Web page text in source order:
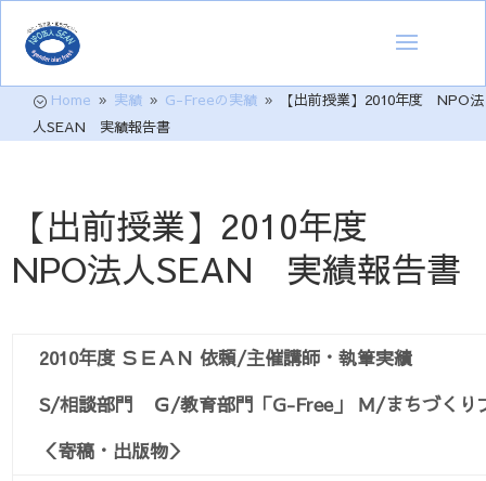
; Home 9 実績 9 G-Freeの実績 9
【出前授業】2010年度 NPO法
人SEAN 実績報告書
【出前授業】2010年度
NPO法人SEAN 実績報告書
2010年度 ＳＥＡＮ 依頼/主催講師・執筆実績
S/相談部門 Ｇ/教育部門「G-Free」 Ｍ/まちづく
＜寄稿・出版物＞